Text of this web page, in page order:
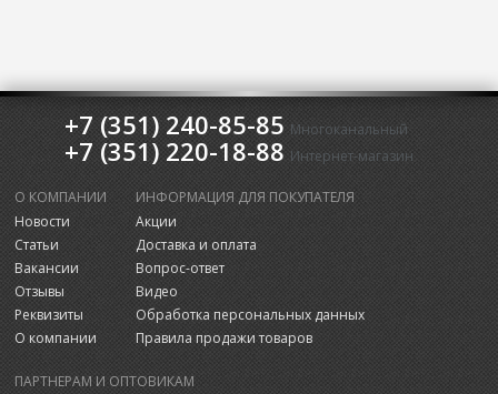
+7 (351) 240-85-85 Многоканальный
+7 (351) 220-18-88 Интернет-магазин
О КОМПАНИИ
Новости
Статьи
Вакансии
Отзывы
Реквизиты
О компании
ИНФОРМАЦИЯ ДЛЯ ПОКУПАТЕЛЯ
Акции
Доставка и оплата
Вопрос-ответ
Видео
Обработка персональных данных
Правила продажи товаров
ПАРТНЕРАМ И ОПТОВИКАМ